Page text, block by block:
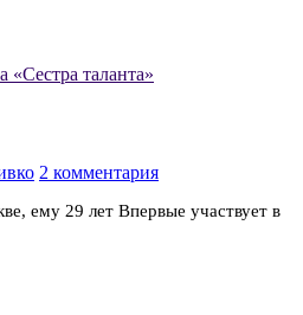
«Сестра таланта»
2 комментария
ему 29 лет Впервые участвует в